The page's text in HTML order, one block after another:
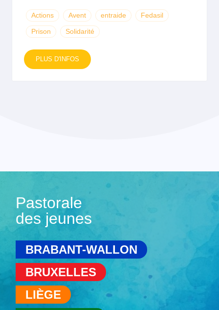
Actions Avent entraide Fedasil
Prison Solidarité
PLUS D'INFOS
Pastorale
des jeunes
BRABANT-WALLON
BRUXELLES
LIÈGE